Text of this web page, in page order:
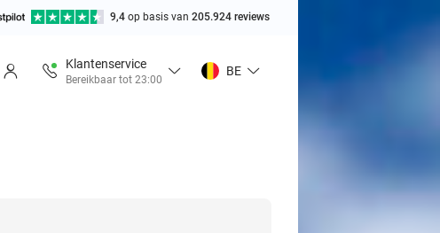
9,4 op basis van 205.924 reviews
Klantenservice
Bereikbaar tot 23:00
BE